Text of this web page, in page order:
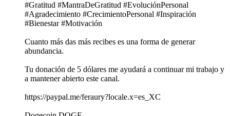
#Gratitud #MantraDeGratitud #EvoluciónPersonal
#Agradecimiento #CrecimientoPersonal #Inspiración
#Bienestar #Motivación
Cuanto más das más recibes es una forma de generar
abundancia.
Tu donación de 5 dólares me ayudará a continuar mi trabajo y
a mantener abierto este canal.
https://paypal.me/feraury?locale.x=es_XC